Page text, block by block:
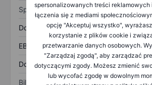
spersonalizowanych treści reklamowych
łączenia się z mediami
opcję "Akceptuj wszystko",
korzystanie z plików cookie i
przetwarzanie danych osobowych.
"Zarządzaj zgodą", aby zarządzać
dotyczącymi zgody. Możesz zmienić
lub wycofać zgodę w dowolnym
Sprawozdanie z zysków
Dochód XXXXXXX
EBITDA XXXXXXX
Dochód netto
Bilans